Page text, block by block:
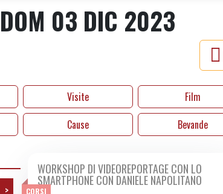
DOM 03 DIC 2023
Visite Film
Cause Bevande
> CORSI
DA SAB 02/12 A DOM 03/12 2023
WORKSHOP DI VIDEOREPORTAGE CON LO
SMARTPHONE CON DANIELE NAPOLITANO